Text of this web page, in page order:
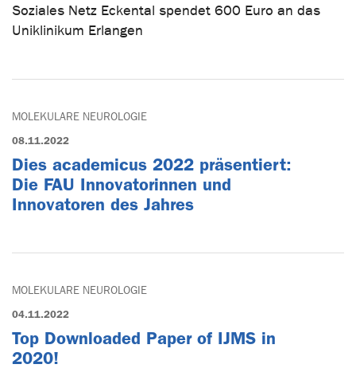
Soziales Netz Eckental spendet 600 Euro an das
Uniklinikum Erlangen
MOLEKULARE NEUROLOGIE
08.11.2022
Dies academicus 2022 präsentiert:
Die FAU Innovatorinnen und
Innovatoren des Jahres
MOLEKULARE NEUROLOGIE
04.11.2022
Top Downloaded Paper of IJMS in
2020!